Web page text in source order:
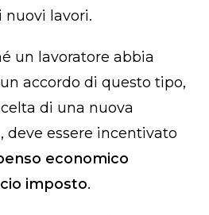
nuovi lavori.
un lavoratore abbia
accordo di questo tipo,
di una nuova
deve essere incentivato
economico
imposto.